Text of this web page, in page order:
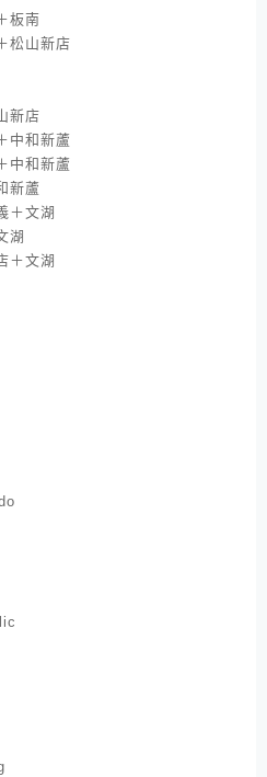
板南
松山新店
新店
中和新蘆
中和新蘆
新蘆
＋文湖
湖
＋文湖